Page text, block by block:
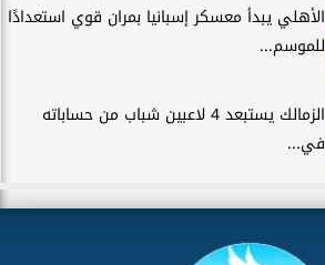
الأهلي يبدأ معسكر إسبانيا بمران قوي استعدادًا
للموسم...
الزمالك يستبعد 4 لاعبين شباب من حساباته
في...